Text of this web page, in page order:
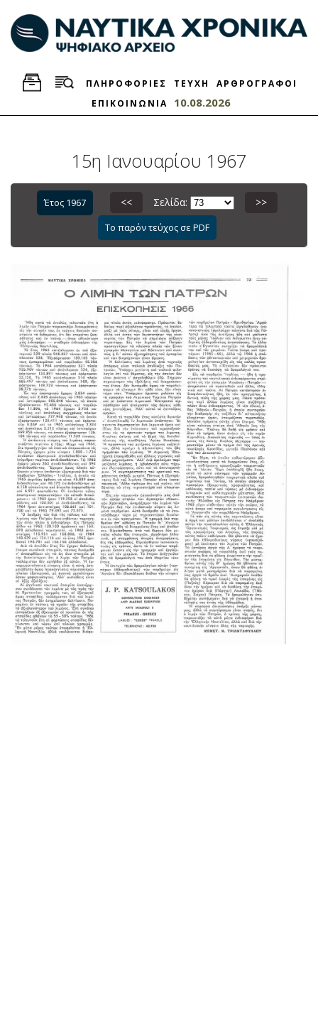
ΠΛΗΡΟΦΟΡΙΕΣ ΤΕΥΧΗ
ΑΡΘΡΟΓΡΑΦΟΙ
ΕΠΙΚΟΙΝΩΝΙΑ
10.08.2026
15η Ιανουαρίου 1967
Έτος 1967 << Σελίδα: >>
Το παρόν τεύχος σε PDF